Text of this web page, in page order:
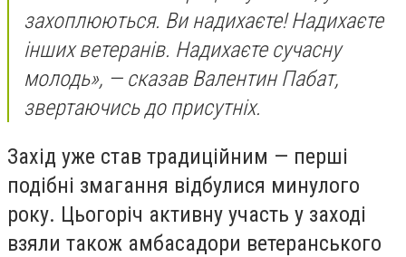
захоплюються. Ви надихаєте! Надихаєте
інших ветеранів. Надихаєте сучасну
молодь», — сказав Валентин Пабат,
звертаючись до присутніх.
Захід уже став традиційним — перші
подібні змагання відбулися минулого
року. Цьогоріч активну участь у заході
взяли також амбасадори ветеранського